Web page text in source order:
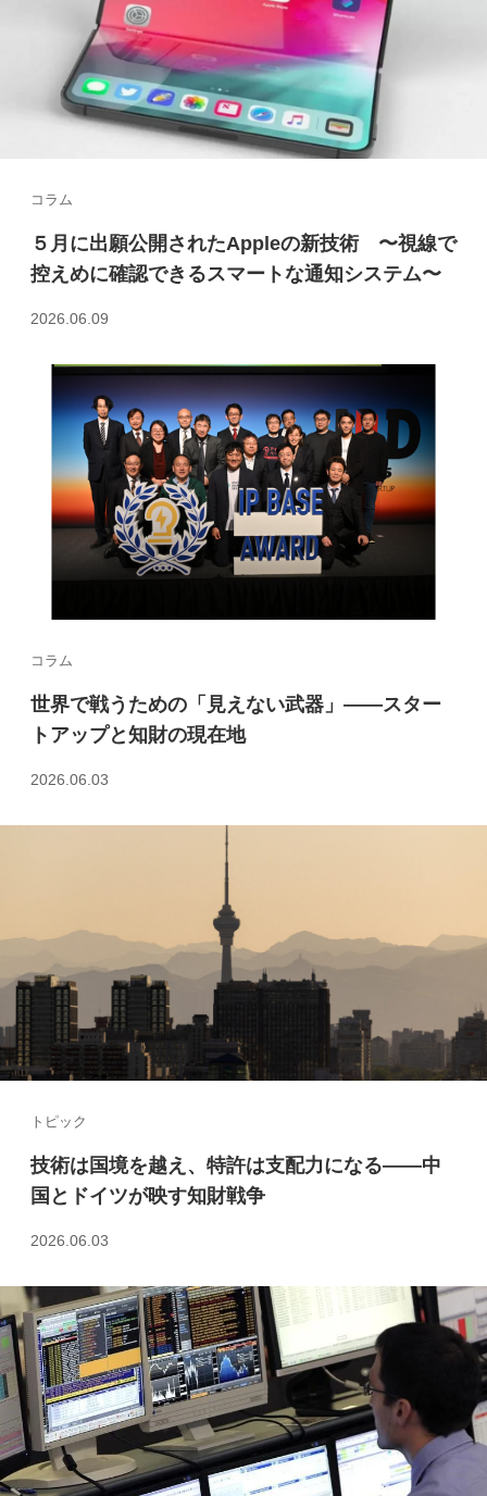
コラム
５月に出願公開されたAppleの新技術 〜視線で
控えめに確認できるスマートな通知システム〜
2026.06.09
コラム
世界で戦うための「見えない武器」――スター
トアップと知財の現在地
2026.06.03
トピック
技術は国境を越え、特許は支配力になる――中
国とドイツが映す知財戦争
2026.06.03